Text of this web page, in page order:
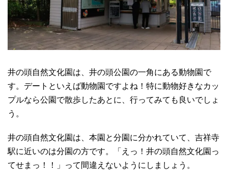
井の頭自然文化園は、井の頭公園の一角にある動物園で
す。デートといえば動物園ですよね！特に動物好きなカッ
プルなら公園で散歩したあとに、行ってみても良いでしょ
う。
井の頭自然文化園は、本園と分園に分かれていて、吉祥寺
駅に近いのは分園の方です。「えっ！井の頭自然文化園っ
てせまっ！！」って間違えないようにしましょう。